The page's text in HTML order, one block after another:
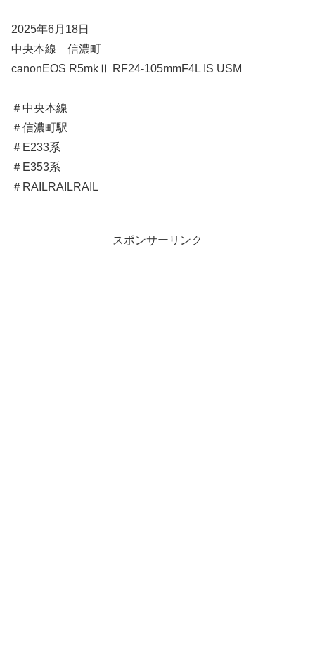
2025年6月18日
中央本線 信濃町
canonEOS R5mkⅡ RF24-105mmF4L IS USM
＃中央本線
＃信濃町駅
＃E233系
＃E353系
＃RAILRAILRAIL
スポンサーリンク